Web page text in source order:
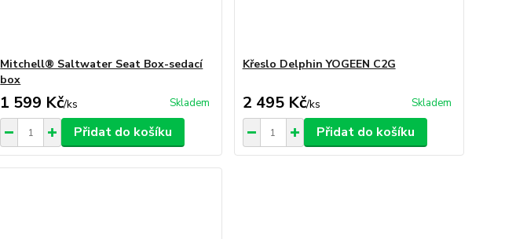
Mitchell® Saltwater Seat Box-sedací
box
1 599 Kč/ks Skladem
Přidat do košíku
Křeslo Delphin YOGEEN C2G
2 495 Kč/ks Skladem
Přidat do košíku